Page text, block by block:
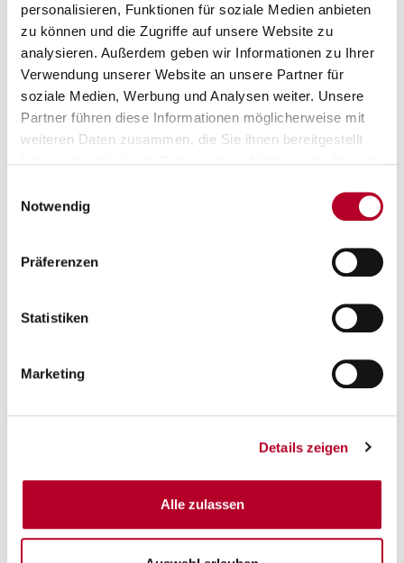
personalisieren, Funktionen für soziale Medien anbieten
zu können und die Zugriffe auf unsere Website zu
analysieren. Außerdem geben wir Informationen zu Ihrer
Verwendung unserer Website an unsere Partner für
soziale Medien, Werbung und Analysen weiter. Unsere
Partner führen diese Informationen möglicherweise mit
weiteren Daten zusammen, die Sie ihnen bereitgestellt
Notwendig
Präferenzen
Statistiken
Marketing
Details zeigen
Alle zulassen
Zugänge:
Fabian Bleck (HAKRO Merlins Crailsheim), Lukas Wank (EWE
Baskets Oldenburg), Mike Davis Jr. (Fenerbahce Istanbul
2/Türkei), Nelson Phillips (Vrsac/Serbien), Robert Ford III
(Montana State University), Tyrese Williams
(Gostivar/Nordmazedonien).
(Griechenland), Felix Hoffmann (Karriereende).
Zurück
FOTO: Quinnipiac University